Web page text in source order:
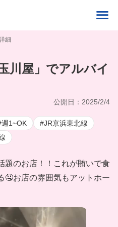
細
川屋」でアルバイ
公開日：2025/2/4
週1~OK
#JR京浜東北線
題のお店！！これが賄いで食
🤤お店の雰囲気もアットホー